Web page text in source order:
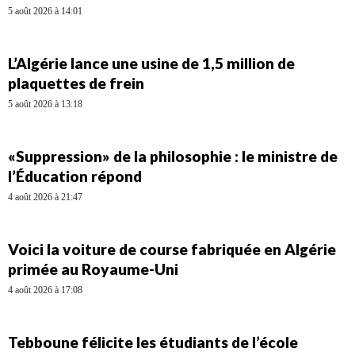
5 août 2026 à 14:01
L’Algérie lance une usine de 1,5 million de
plaquettes de frein
5 août 2026 à 13:18
«Suppression» de la philosophie : le ministre de
l’Éducation répond
4 août 2026 à 21:47
Voici la voiture de course fabriquée en Algérie
primée au Royaume-Uni
4 août 2026 à 17:08
Tebboune félicite les étudiants de l’école